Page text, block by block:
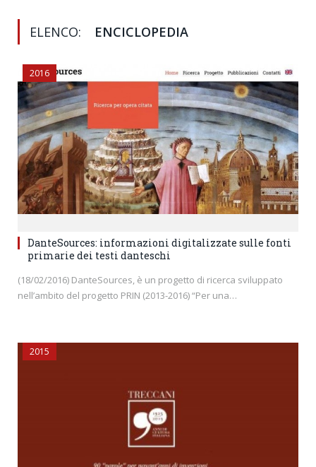
ELENCO: ENCICLOPEDIA
2016
DanteSources: informazioni digitalizzate sulle fonti
primarie dei testi danteschi
(18/02/2016) DanteSources, è un progetto di ricerca sviluppato
nell’ambito del progetto PRIN (2013-2016) “Per una…
2015